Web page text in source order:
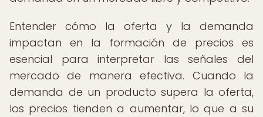
Entender cómo la oferta y la demanda
impactan en la formación de precios es
esencial para interpretar las señales del
mercado de manera efectiva. Cuando la
demanda de un producto supera la oferta,
los precios tienden a aumentar, lo que a su